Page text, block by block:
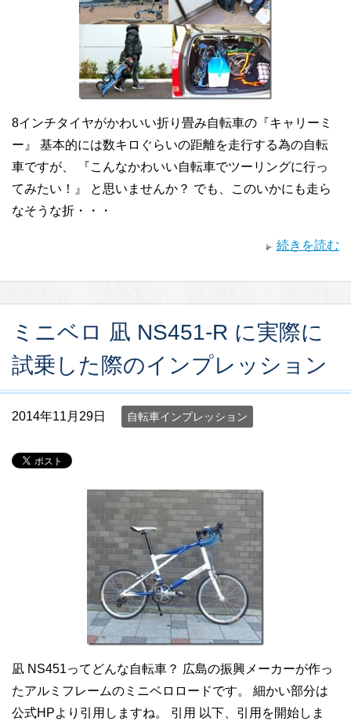
8インチタイヤがかわいい折り畳み自転車の『キャリーミ
ー』 基本的には数キロぐらいの距離を走行する為の自転
車ですが、 『こんなかわいい自転車でツーリングに行っ
てみたい！』 と思いませんか？ でも、このいかにも走ら
なそうな折・・・
続きを読む
ミニベロ 凪 NS451-R に実際に
試乗した際のインプレッション
2014年11月29日 自転車インプレッション
凪 NS451ってどんな自転車？ 広島の振興メーカーが作っ
たアルミフレームのミニベロロードです。 細かい部分は
公式HPより引用しますね。 引用 以下、引用を開始しま